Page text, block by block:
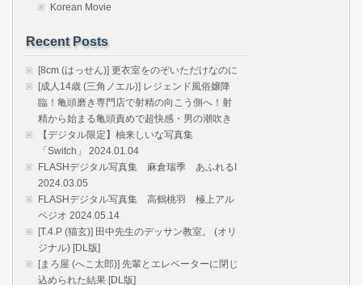
Korean Movie
Recent Posts
[8cm (はっせん)] 更衣室をのぞいただけなのに
[成人14歳 (三角ノエル)] レジェンド風俗嬢降
臨！亀頭磨き専門店で射精の向こう側へ！射
精から始まる亀頭責めで超快感・男の潮吹き
【デジタル限定】柚来しいな写真集
「Switch」 2024.01.04
FLASHデジタル写真集 麻倉瑞季 あふれるI
2024.03.05
FLASHデジタル写真集 高鶴桃羽 極上アル
ペジオ 2024.05.14
[T.4.P (猫玄)] 田中先生のデッサン教室。 (オリ
ジナル) [DL版]
[まろ屋 (へこ太郎)] 先輩とエレベーターに閉じ
込められた結果 [DL版]